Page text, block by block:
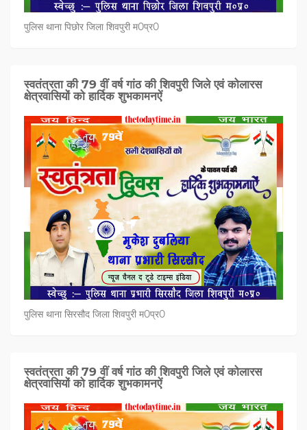
पुलिस थाना पिछोर जिला शिवपुरी म0प्र0
स्वतंत्रता की 79 वीं वर्ष गांठ की शिवपुरी जिले एवं कोलारस
क्षेत्रवासियों को हार्दिक शुभकामनऐं
पुलिस थाना सिरसौद जिला शिवपुरी म0प्र0
स्वतंत्रता की 79 वीं वर्ष गांठ की शिवपुरी जिले एवं कोलारस
क्षेत्रवासियों को हार्दिक शुभकामनऐं